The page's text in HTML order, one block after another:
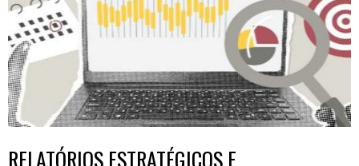
RELATÓRIOS ESTRATÉGICOS E